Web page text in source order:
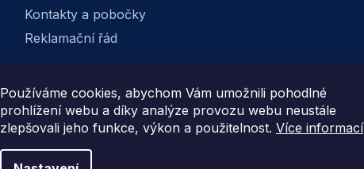
Používáme cookies, abychom Vám umožnili pohodlné
prohlížení webu a díky analýze provozu webu neustále
zlepšovali jeho funkce, výkon a použitelnost. Více informací
Kontakty a pobočky
Reklamační řád
Facebook Instagram